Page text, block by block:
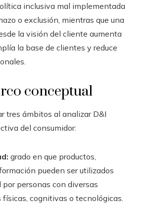
inclusiva mal implementada
o exclusión, mientras que una
la visión del cliente aumenta
la base de clientes y reduce
conceptual
tres ámbitos al analizar D&I
del consumidor:
grado en que productos,
pueden ser utilizados
personas con diversas
físicas, cognitivas o tecnológicas.